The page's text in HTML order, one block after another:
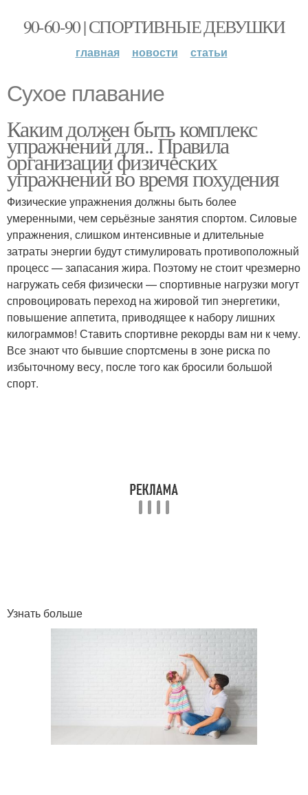
90-60-90 | СПОРТИВНЫЕ ДЕВУШКИ
главная новости статьи
Сухое плавание
Каким должен быть комплекс
упражнений для.. Правила
организации физических
упражнений во время похудения
Физические упражнения должны быть более
умеренными, чем серьёзные занятия спортом. Силовые
упражнения, слишком интенсивные и длительные
затраты энергии будут стимулировать противоположный
процесс — запасания жира. Поэтому не стоит чрезмерно
нагружать себя физически — спортивные нагрузки могут
спровоцировать переход на жировой тип энергетики,
повышение аппетита, приводящее к набору лишних
килограммов! Ставить спортивне рекорды вам ни к чему.
Все знают что бывшие спортсмены в зоне риска по
избыточному весу, после того как бросили большой
спорт.
Узнать больше